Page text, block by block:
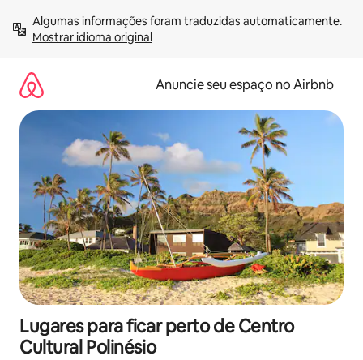
para
Mostrar idioma original
Anuncie seu espaço no Airbnb
Lugares para ficar perto de Centro
Cultural Polinésio